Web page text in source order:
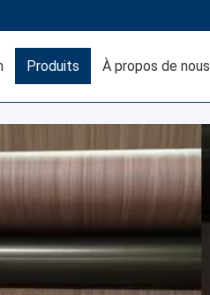
Produits À propos de nous